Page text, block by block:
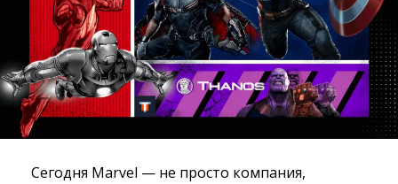
Сегодня Marvel — не просто компания,